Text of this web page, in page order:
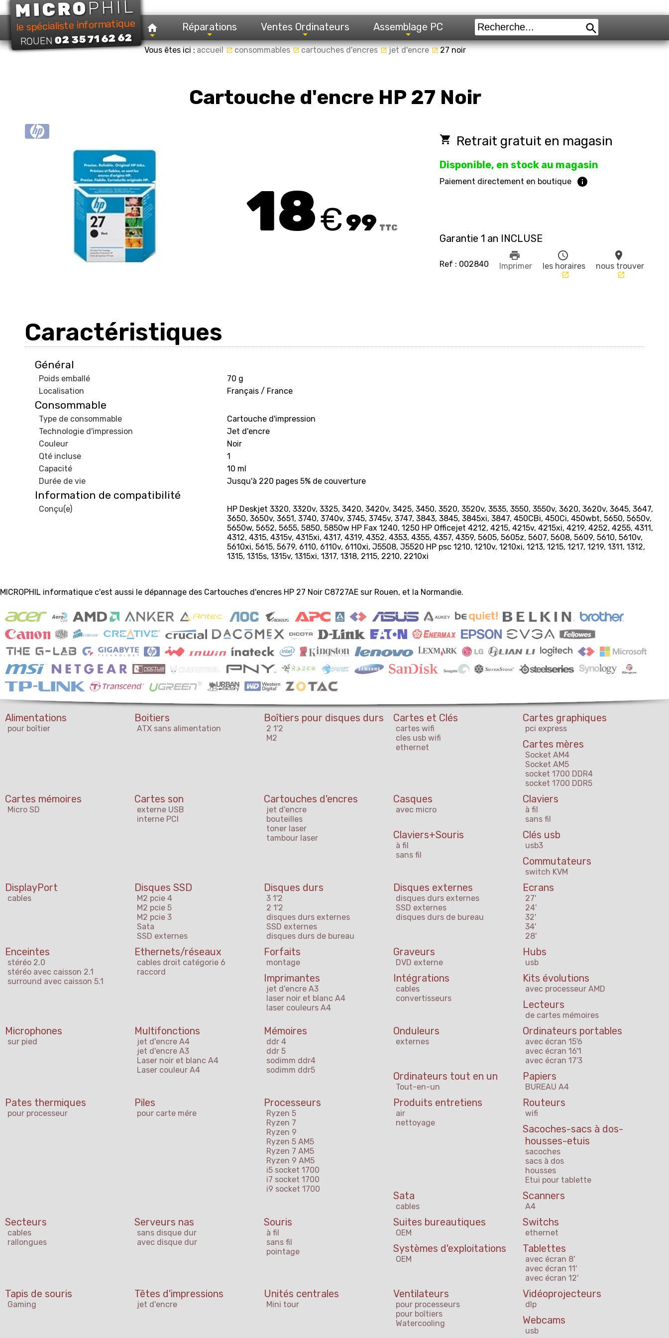
MICROPHIL
le spécialiste informatique
ROUEN 02 35 71 62 62
Réparations Ventes Ordinateurs Assemblage PC
Vous êtes ici :accueil launch consommables launch cartouches d'encres launch jet d'encre launch 27 noir
Cartouche d'encre HP 27 Noir
18€99 TTC
local_grocery_store Retrait gratuit en magasin
Disponible, en stock au magasin
Paiement directement en boutique info
Garantie 1 an INCLUSE
Ref : 002840
print
Imprimer
schedule
les horaires
launch
place
nous trouver
launch
Caractéristiques
Général
Poids emballé
70 g
Localisation
Français / France
Consommable
Type de consommable
Cartouche d'impression
Technologie d'impression
Jet d'encre
Couleur
Noir
Qté incluse
1
Capacité
10 ml
Durée de vie
Jusqu'à 220 pages 5% de couverture
Information de compatibilité
Conçu(e)
HP Deskjet 3320, 3320v, 3325, 3420, 3420v, 3425, 3450, 3520, 3520v, 3535, 3550, 3550v, 3620, 3620v, 3645, 3647,
3650, 3650v, 3651, 3740, 3740v, 3745, 3745v, 3747, 3843, 3845, 3845xi, 3847, 450CBi, 450Ci, 450wbt, 5650, 5650v,
5650w, 5652, 5655, 5850, 5850w HP Fax 1240, 1250 HP Officejet 4212, 4215, 4215v, 4215xi, 4219, 4252, 4255, 4311,
4312, 4315, 4315v, 4315xi, 4317, 4319, 4352, 4353, 4355, 4357, 4359, 5605, 5605z, 5607, 5608, 5609, 5610, 5610v,
5610xi, 5615, 5679, 6110, 6110v, 6110xi, J5508, J5520 HP psc 1210, 1210v, 1210xi, 1213, 1215, 1217, 1219, 1311, 1312,
1315, 1315s, 1315v, 1315xi, 1317, 1318, 2115, 2210, 2210xi
MICROPHIL informatique c'est aussi le dépannage des Cartouches d'encres HP 27 Noir C8727AE sur Rouen, et la Normandie.
Alimentations
pour boîtier
Boitiers
ATX sans alimentation
Boîtiers pour disques durs
2 1'2
M2
Cartes et Clés
cartes wifi
cles usb wifi
ethernet
Cartes graphiques
pci express
Cartes mères
Socket AM4
Socket AM5
socket 1700 DDR4
socket 1700 DDR5
Cartes mémoires
Micro SD
Cartes son
externe USB
interne PCI
Cartouches d'encres
jet d'encre
bouteilles
toner laser
tambour laser
Casques
avec micro
Claviers
à fil
sans fil
Claviers+Souris
à fil
sans fil
Clés usb
usb3
Commutateurs
switch KVM
DisplayPort
cables
Disques SSD
M2 pcie 4
M2 pcie 5
M2 pcie 3
Sata
SSD externes
Disques durs
3 1'2
2 1'2
disques durs externes
SSD externes
disques durs de bureau
Disques externes
disques durs externes
SSD externes
disques durs de bureau
Ecrans
27'
24'
32'
34'
28'
Enceintes
stéréo 2.0
stéréo avec caisson 2.1
surround avec caisson 5.1
Ethernets/réseaux
cables droit catégorie 6
raccord
Forfaits
montage
Graveurs
DVD externe
Hubs
usb
Imprimantes
jet d'encre A3
laser noir et blanc A4
laser couleurs A4
Intégrations
cables
convertisseurs
Kits évolutions
avec processeur AMD
Lecteurs
de cartes mémoires
Microphones
sur pied
Multifonctions
jet d'encre A4
jet d'encre A3
Laser noir et blanc A4
Laser couleur A4
Mémoires
ddr 4
ddr 5
sodimm ddr4
sodimm ddr5
Onduleurs
externes
Ordinateurs portables
avec écran 15'6
avec écran 16'1
avec écran 17'3
Ordinateurs tout en un
Tout-en-un
Papiers
BUREAU A4
Pates thermiques
pour processeur
Piles
pour carte mére
Processeurs
Ryzen 5
Ryzen 7
Ryzen 9
Ryzen 5 AM5
Ryzen 7 AM5
Ryzen 9 AM5
i5 socket 1700
i7 socket 1700
i9 socket 1700
Produits entretiens
air
nettoyage
Routeurs
wifi
Sacoches-sacs à dos-
housses-etuis
sacoches
sacs à dos
housses
Etui pour tablette
Sata
cables
Scanners
A4
Secteurs
cables
rallongues
Serveurs nas
sans disque dur
avec disque dur
Souris
à fil
sans fil
pointage
Suites bureautiques
OEM
Switchs
ethernet
Systèmes d'exploitations
OEM
Tablettes
avec écran 8'
avec écran 11'
avec écran 12'
Tapis de souris
Gaming
Têtes d'impressions
jet d'encre
Unités centrales
Mini tour
Ventilateurs
pour processeurs
pour boîtiers
Watercooling
Vidéoprojecteurs
dlp
Webcams
usb